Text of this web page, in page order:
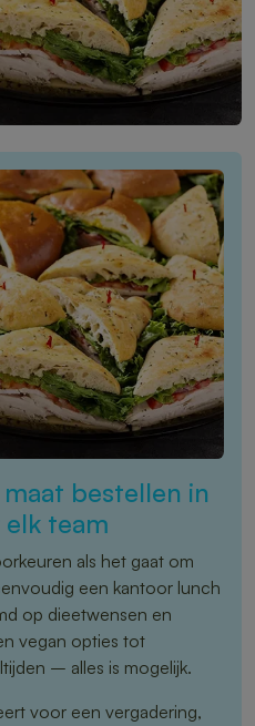
bestellen in
team
als het gaat om
een kantoor lunch
op dieetwensen en
vegan opties tot
– alles is mogelijk.
voor een vergadering,